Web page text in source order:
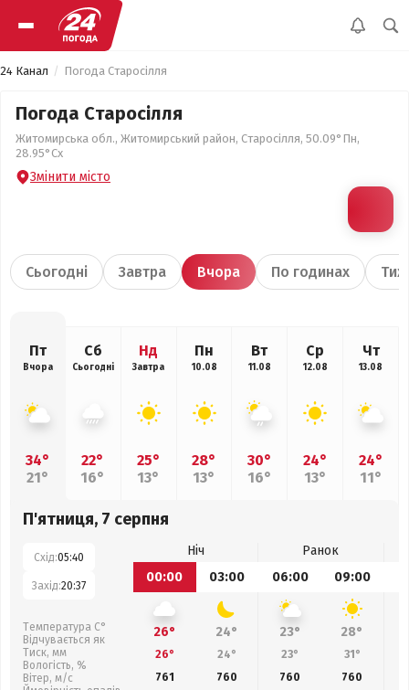
24 Канал Погода Старосілля
Погода Старосілля
Житомирська обл., Житомирський район, Старосілля, 50.09°Пн,
28.95°Сх
Змінити місто
Сьогодні Завтра Вчора По годинах
Пт
Вчора
34°
21°
Сб
Сьогодні
22°
16°
Нд
Завтра
25°
13°
Пн
10.08
28°
13°
Вт
11.08
30°
16°
Ср
12.08
24°
13°
Чт
13.08
24°
11°
П'ятниця, 7 серпня
Схід:05:40
Захід:20:37
Температура С°
Відчувається як
Тиск, мм
Вологість, %
Вітер, м/с
Ніч
Ранок
00:00
03:00 06:00 09:00
26° 24° 23° 28°
26° 24° 23° 31°
761
760 760 760